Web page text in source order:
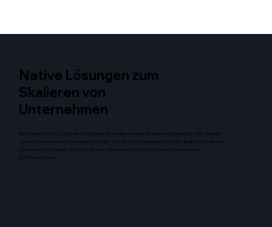
Native Lösungen zum
Skalieren von
Unternehmen
Wix Studio ist für alle technischen Anforderungen bestens aufgestellt. Wir haben
unsere Enterprise-Lösungen mit der Flexibilität entwickelt, die die Bedürfnisse von
Unternehmen jeder Art erfüllt, von Start-ups bis hin zu multinationalen
Großkonzernen.